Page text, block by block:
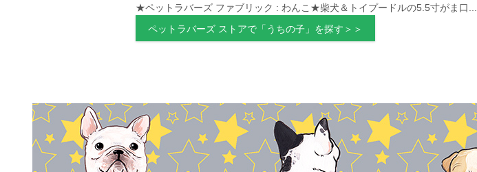
★ペットラバーズ ファブリック : わんこ★柴犬＆トイプードルの5.5寸がま口...
ペットラバーズ ストアで「うちの子」を探す＞＞